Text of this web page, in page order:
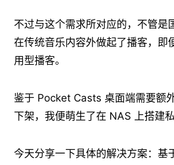
不过与这个需求所对应的，不管
在传统音乐内容外做起了播客，
用型播客。
鉴于 Pocket Casts 桌面端需要额
下架，我便萌生了在 NAS 上搭建
今天分享一下具体的解决方案：基